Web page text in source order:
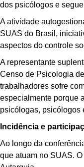
dos psicólogos e
A atividade
SUAS do Brasil,
aspectos do controle
A representante
Censo de Psicologia
trabalhadores sofre
especialmente porque
psicólogas, psicólogos
Incidência e
Ao longo da
que atuam no SUAS.